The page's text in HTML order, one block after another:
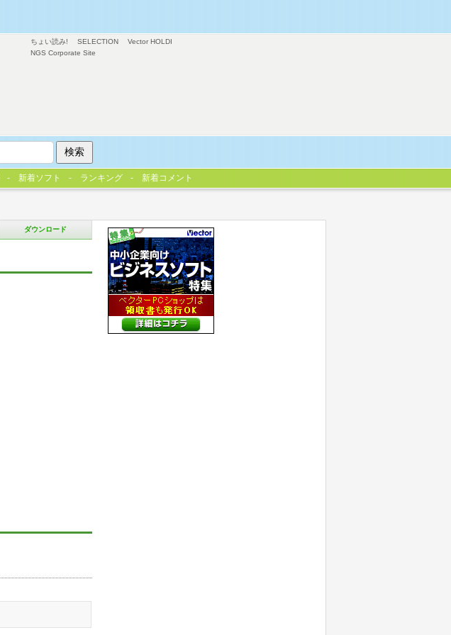
ダウンロード
ちょい読み! SELECTION
Vector HOLDI
NGS Corporate Site
新着ソフト ランキング 新着コメント